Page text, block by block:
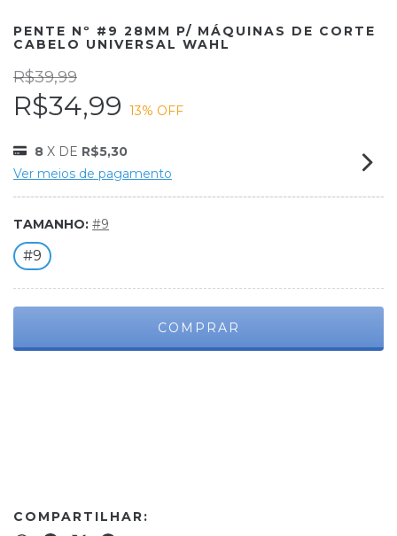
PENTE Nº #9 28MM P/ MÁQUINAS DE CORTE
CABELO UNIVERSAL WAHL
R$39,99
R$34,99 13% OFF
8 X DE R$5,30
Ver meios de pagamento
TAMANHO: #9
#9
COMPARTILHAR: